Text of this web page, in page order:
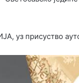
уз присуство